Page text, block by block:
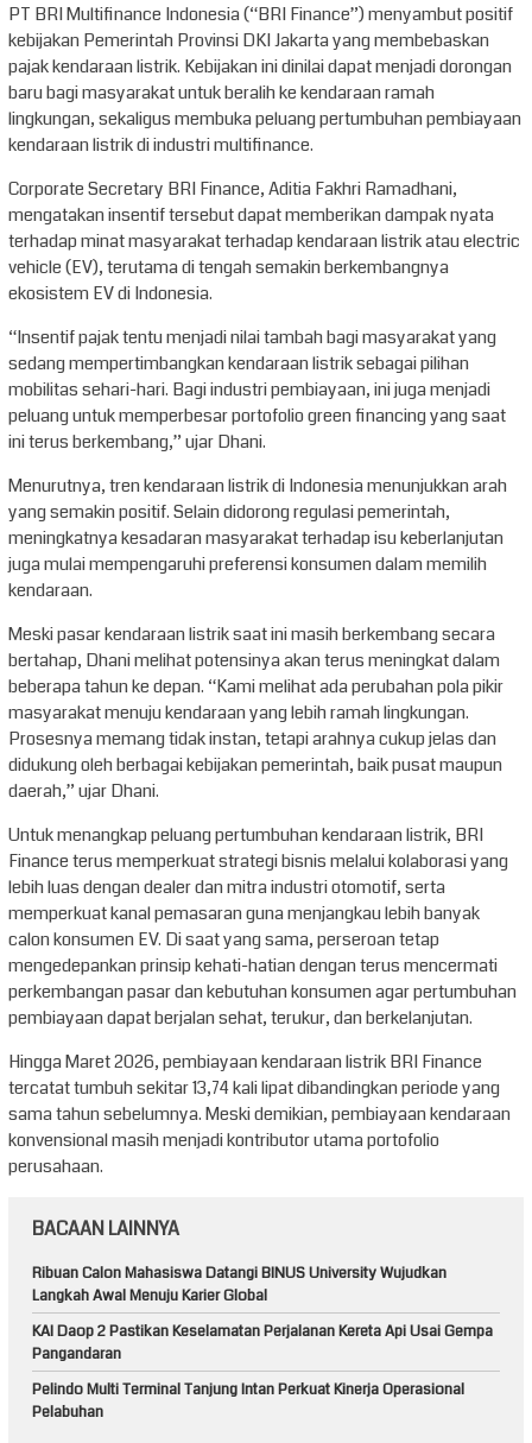
PT BRI Multifinance Indonesia (“BRI Finance”) menyambut positif
kebijakan Pemerintah Provinsi DKI Jakarta yang membebaskan
pajak kendaraan listrik. Kebijakan ini dinilai dapat menjadi dorongan
baru bagi masyarakat untuk beralih ke kendaraan ramah
lingkungan, sekaligus membuka peluang pertumbuhan pembiayaan
kendaraan listrik di industri multifinance.
Corporate Secretary BRI Finance, Aditia Fakhri Ramadhani,
mengatakan insentif tersebut dapat memberikan dampak nyata
terhadap minat masyarakat terhadap kendaraan listrik atau electric
vehicle (EV), terutama di tengah semakin berkembangnya
ekosistem EV di Indonesia.
“Insentif pajak tentu menjadi nilai tambah bagi masyarakat yang
sedang mempertimbangkan kendaraan listrik sebagai pilihan
mobilitas sehari-hari. Bagi industri pembiayaan, ini juga menjadi
peluang untuk memperbesar portofolio green financing yang saat
ini terus berkembang,” ujar Dhani.
Menurutnya, tren kendaraan listrik di Indonesia menunjukkan arah
yang semakin positif. Selain didorong regulasi pemerintah,
meningkatnya kesadaran masyarakat terhadap isu keberlanjutan
juga mulai mempengaruhi preferensi konsumen dalam memilih
kendaraan.
Meski pasar kendaraan listrik saat ini masih berkembang secara
bertahap, Dhani melihat potensinya akan terus meningkat dalam
beberapa tahun ke depan. “Kami melihat ada perubahan pola pikir
masyarakat menuju kendaraan yang lebih ramah lingkungan.
Prosesnya memang tidak instan, tetapi arahnya cukup jelas dan
didukung oleh berbagai kebijakan pemerintah, baik pusat maupun
daerah,” ujar Dhani.
Untuk menangkap peluang pertumbuhan kendaraan listrik, BRI
Finance terus memperkuat strategi bisnis melalui kolaborasi yang
lebih luas dengan dealer dan mitra industri otomotif, serta
memperkuat kanal pemasaran guna menjangkau lebih banyak
calon konsumen EV. Di saat yang sama, perseroan tetap
mengedepankan prinsip kehati-hatian dengan terus mencermati
perkembangan pasar dan kebutuhan konsumen agar pertumbuhan
pembiayaan dapat berjalan sehat, terukur, dan berkelanjutan.
Hingga Maret 2026, pembiayaan kendaraan listrik BRI Finance
tercatat tumbuh sekitar 13,74 kali lipat dibandingkan periode yang
sama tahun sebelumnya. Meski demikian, pembiayaan kendaraan
konvensional masih menjadi kontributor utama portofolio
perusahaan.
BACAAN LAINNYA
Ribuan Calon Mahasiswa Datangi BINUS University Wujudkan
Langkah Awal Menuju Karier Global
KAI Daop 2 Pastikan Keselamatan Perjalanan Kereta Api Usai Gempa
Pangandaran
Pelindo Multi Terminal Tanjung Intan Perkuat Kinerja Operasional
Pelabuhan